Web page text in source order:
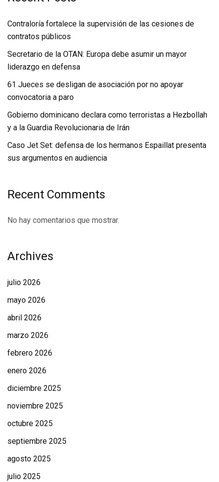
Contraloría fortalece la supervisión de las cesiones de
contratos públicos
Secretario de la OTAN: Europa debe asumir un mayor
liderazgo en defensa
61 Jueces se desligan de asociación por no apoyar
convocatoria a paro
Gobierno dominicano declara como terroristas a Hezbollah
y a la Guardia Revolucionaria de Irán
Caso Jet Set: defensa de los hermanos Espaillat presenta
sus argumentos en audiencia
Recent Comments
No hay comentarios que mostrar.
Archives
julio 2026
mayo 2026
abril 2026
marzo 2026
febrero 2026
enero 2026
diciembre 2025
noviembre 2025
octubre 2025
septiembre 2025
agosto 2025
julio 2025